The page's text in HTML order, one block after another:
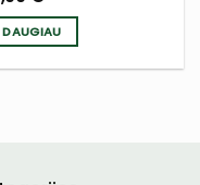
DAUGIAU